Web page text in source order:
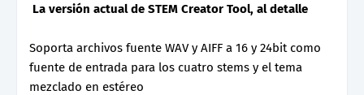
La versión actual de STEM Creator Tool, al detalle
Soporta archivos fuente WAV y AIFF a 16 y 24bit como
fuente de entrada para los cuatro stems y el tema
mezclado en estéreo